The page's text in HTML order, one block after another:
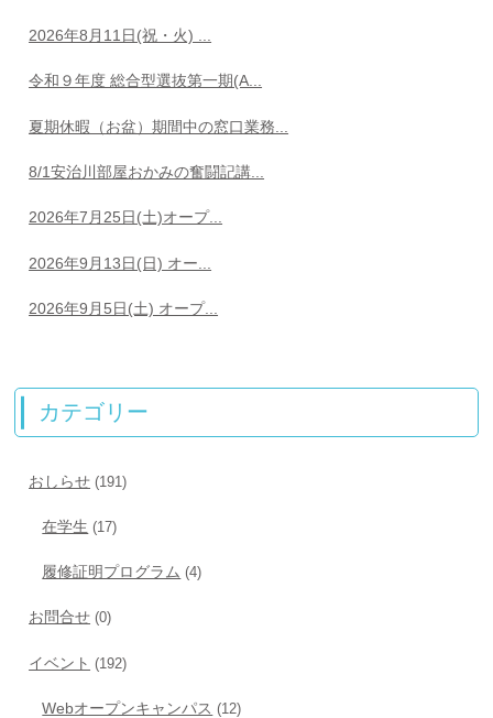
2026年8月11日(祝・火) ...
令和９年度 総合型選抜第一期(A...
夏期休暇（お盆）期間中の窓口業務...
8/1安治川部屋おかみの奮闘記講...
2026年7月25日(土)オープ...
2026年9月13日(日) オー...
2026年9月5日(土) オープ...
カテゴリー
おしらせ (191)
在学生 (17)
履修証明プログラム (4)
お問合せ (0)
イベント (192)
Webオープンキャンパス (12)